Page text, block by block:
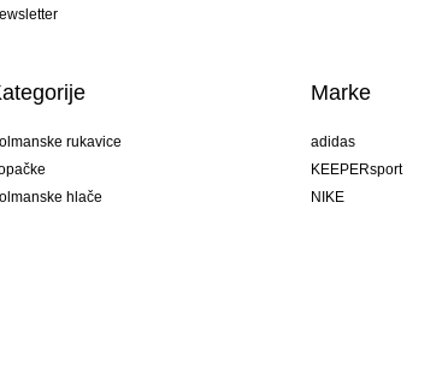
rukavice
hlače
Marke
adidas
KEEPERsport
NIKE